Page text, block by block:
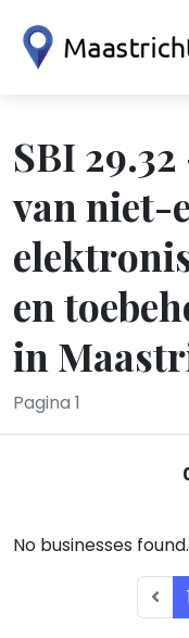
SBI
van niet-
en
in
Pagina 1
No businesses found.